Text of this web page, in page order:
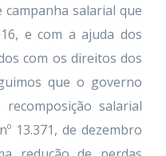
salarial que
e com a ajuda dos
com os direitos dos
que o governo
salarial
13.371, de dezembro